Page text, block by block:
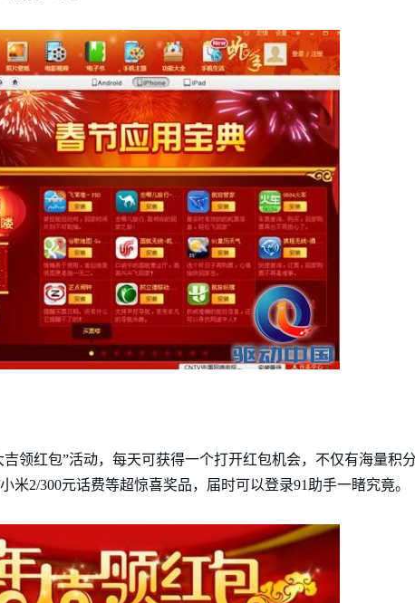
领红包”活动，每天可获得一个打开红包机会，不仅有海量积
米2/300元话费等超惊喜奖品，届时可以登录91助手一睹究竟。